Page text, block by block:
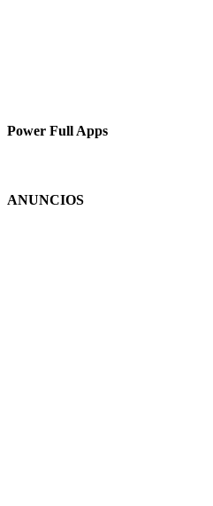
Power Full Apps
ANUNCIOS